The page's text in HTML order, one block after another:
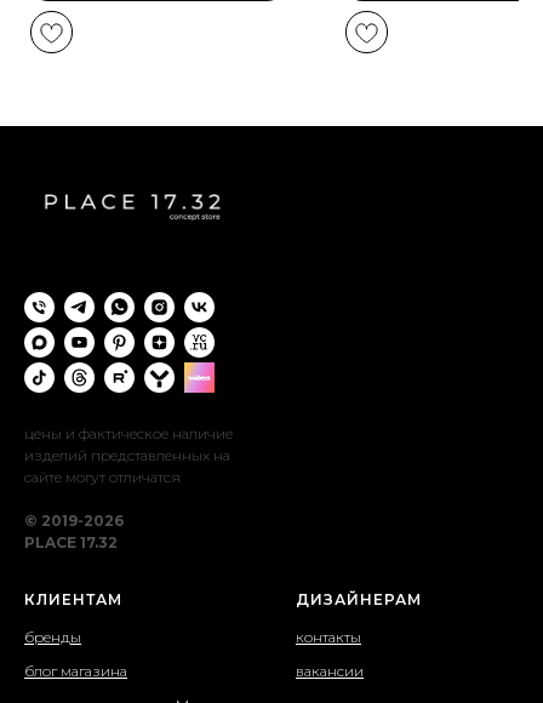
цены и фактическое наличие
изделий представленных на
сайте могут отличатся
© 2019-2026
PLACE 17.32
КЛИЕНТАМ
бренды
блог магазина
ДИЗАЙНЕРАМ
контакты
вакансии